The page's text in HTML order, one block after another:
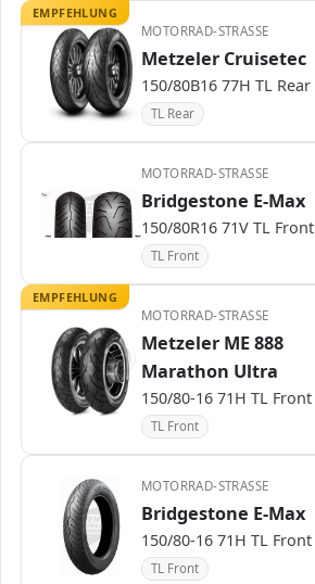
EMPFEHLUNG
MOTORRAD-STRASSE
Metzeler Cruisetec
150/80B16 77H TL Rear
TL Rear
MOTORRAD-STRASSE
Bridgestone E-Max
150/80R16 71V TL Front
TL Front
EMPFEHLUNG
MOTORRAD-STRASSE
Metzeler ME 888
Marathon Ultra
150/80-16 71H TL Front
TL Front
MOTORRAD-STRASSE
Bridgestone E-Max
150/80-16 71H TL Front
TL Front